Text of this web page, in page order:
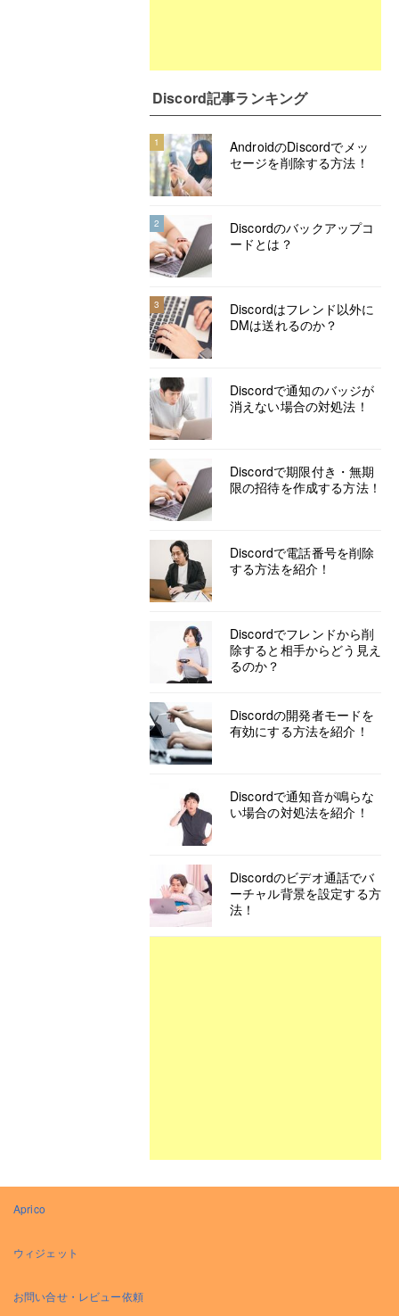
Discord記事ランキング
1
AndroidのDiscordでメッ
セージを削除する方法！
2
Discordのバックアップコ
ードとは？
3
Discordはフレンド以外に
DMは送れるのか？
Discordで通知のバッジが
消えない場合の対処法！
Discordで期限付き・無期
限の招待を作成する方法！
Discordで電話番号を削除
する方法を紹介！
Discordでフレンドから削
除すると相手からどう見え
るのか？
Discordの開発者モードを
有効にする方法を紹介！
Discordで通知音が鳴らな
い場合の対処法を紹介！
Discordのビデオ通話でバ
ーチャル背景を設定する方
法！
Aprico
ウィジェット
お問い合せ・レビュー依頼